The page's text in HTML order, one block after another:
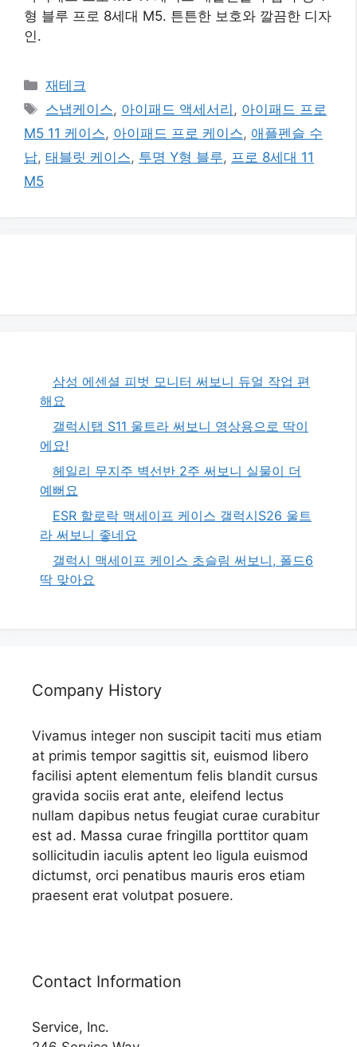
형 블루 프로 8세대 M5. 튼튼한 보호와 깔끔한 디자
인.
카
테
리
재테크
태
그
스냅케이스, 아이패드 액세서리 , 아이패드 프로
M5 11 케이스, 아이패드 프로 케이스, 애플펜슬 수
납, 태블릿 케이스, 투명 Y형 블루, 프로 8세대 11
M5
삼성 에센셜 피벗 모니터 써보니 듀얼 작업 편
해요
갤럭시탭 S11 울트라 써보니 영상용으로 딱이
에요!
헤일리 무지주 벽선반 2주 써보니 실물이 더
예뻐요
ESR 할로락 맥세이프 케이스 갤럭시S26 울트
라 써보니 좋네요
갤럭시 맥세이프 케이스 초슬림 써보니, 폴드6
딱 맞아요
Company History
Vivamus integer non suscipit taciti mus etiam
at primis tempor sagittis sit, euismod libero
facilisi aptent elementum felis blandit cursus
gravida sociis erat ante, eleifend lectus
nullam dapibus netus feugiat curae curabitur
est ad. Massa curae fringilla porttitor quam
sollicitudin iaculis aptent leo ligula euismod
dictumst, orci penatibus mauris eros etiam
praesent erat volutpat posuere.
Contact Information
Service, Inc.